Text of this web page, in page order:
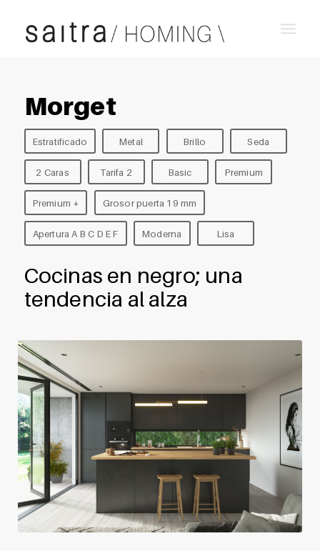
Morget
Estratificado Metal Brillo Seda
2 Caras Tarifa 2 Basic Premium
Premium + Grosor puerta 19 mm
Apertura A B C D E F Moderna Lisa
Cocinas en negro; una
tendencia al alza